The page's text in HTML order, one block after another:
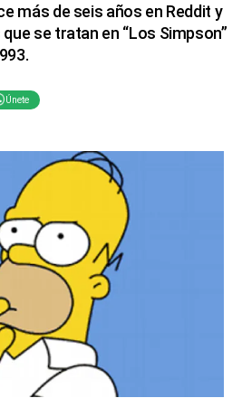
más de seis años en Reddit y
se tratan en “Los Simpson”
Únete